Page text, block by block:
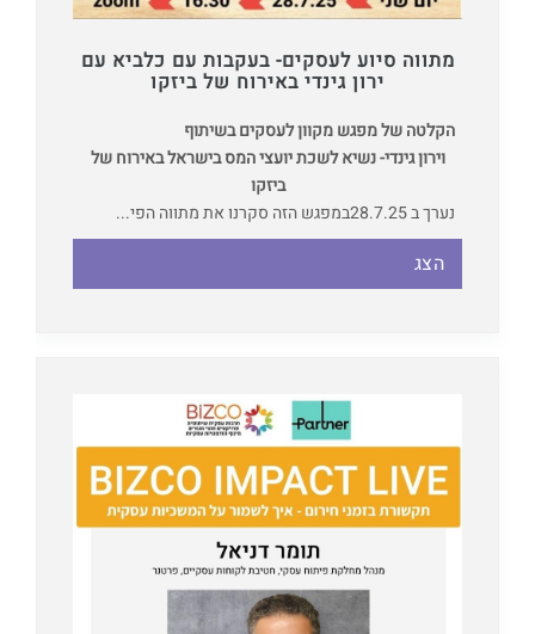
מתווה סיוע לעסקים- בעקבות עם כלביא עם
ירון גינדי באירוח של ביזקו
הקלטה של מפגש מקוון לעסקים בשיתוף
וירון גינדי- נשיא לשכת יועצי המס בישראל באירוח של
ביזקו
נערך ב 28.7.25
במפגש הזה סקרנו את מתווה הפי...
הצג